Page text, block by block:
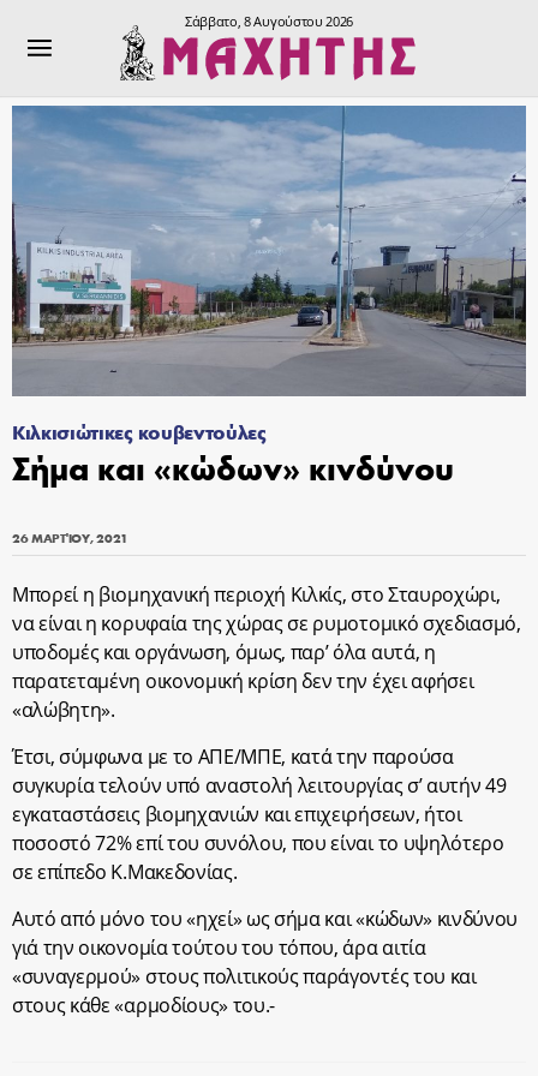
Σάββατο, 8 Αυγούστου 2026
Κιλκισιώτικες κουβεντούλες
Σήμα και «κώδων» κινδύνου
26 ΜΑΡΤΊΟΥ, 2021
Μπορεί η βιομηχανική περιοχή Κιλκίς, στο Σταυροχώρι,
να είναι η κορυφαία της χώρας σε ρυμοτομικό σχεδιασμό,
υποδομές και οργάνωση, όμως, παρ’ όλα αυτά, η
παρατεταμένη οικονομική κρίση δεν την έχει αφήσει
«αλώβητη».
Έτσι, σύμφωνα με το ΑΠΕ/ΜΠΕ, κατά την παρούσα
συγκυρία τελούν υπό αναστολή λειτουργίας σ’ αυτήν 49
εγκαταστάσεις βιομηχανιών και επιχειρήσεων, ήτοι
ποσοστό 72% επί του συνόλου, που είναι το υψηλότερο
σε επίπεδο Κ.Μακεδονίας.
Αυτό από μόνο του «ηχεί» ως σήμα και «κώδων» κινδύνου
γιά την οικονομία τούτου του τόπου, άρα αιτία
«συναγερμού» στους πολιτικούς παράγοντές του και
στους κάθε «αρμοδίους» του.-